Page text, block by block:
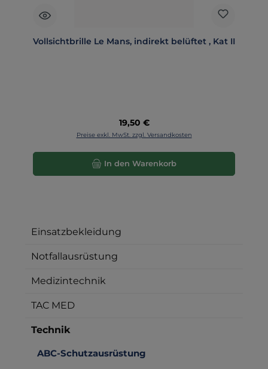
Vollsichtbrille Le Mans, indirekt belüftet , Kat II
Regulärer Preis:
19,50 €
Preise exkl. MwSt. zzgl. Versandkosten
In den Warenkorb
Einsatzbekleidung
Notfallausrüstung
Medizintechnik
TAC MED
Technik
ABC-Schutzausrüstung